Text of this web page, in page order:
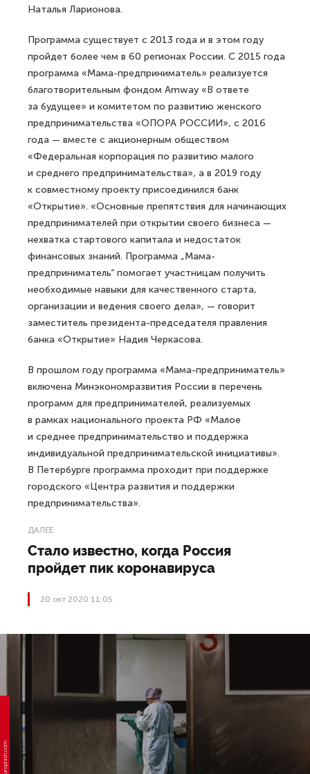
Наталья Ларионова.
Программа существует с 2013 года и в этом году
пройдет более чем в 60 регионах России. С 2015 года
программа «Мама-предприниматель» реализуется
благотворительным фондом Amway «В ответе
за будущее» и комитетом по развитию женского
предпринимательства «ОПОРА РОССИИ», с 2016
года — вместе с акционерным обществом
«Федеральная корпорация по развитию малого
и среднего предпринимательства», а в 2019 году
к совместному проекту присоединился банк
«Открытие». «Основные препятствия для начинающих
предпринимателей при открытии своего бизнеса —
нехватка стартового капитала и недостаток
финансовых знаний. Программа „Мама-
предприниматель“ помогает участницам получить
необходимые навыки для качественного старта,
организации и ведения своего дела», — говорит
заместитель президента-председателя правления
банка «Открытие» Надия Черкасова.
В прошлом году программа «Мама-предприниматель»
включена Минэкономразвития России в перечень
программ для предпринимателей, реализуемых
в рамках национального проекта РФ «Малое
и среднее предпринимательство и поддержка
индивидуальной предпринимательской инициативы».
В Петербурге программа проходит при поддержке
городского «Центра развития и поддержки
предпринимательства».
ДАЛЕЕ
Стало известно, когда Россия
пройдет пик коронавируса
20 окт 2020 11:05